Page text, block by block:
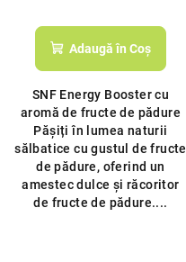
Adaugă în Coş
SNF Energy Booster cu
aromă de fructe de pădure
Pășiți în lumea naturii
sălbatice cu gustul de fructe
de pădure, oferind un
amestec dulce și răcoritor
de fructe de pădure....